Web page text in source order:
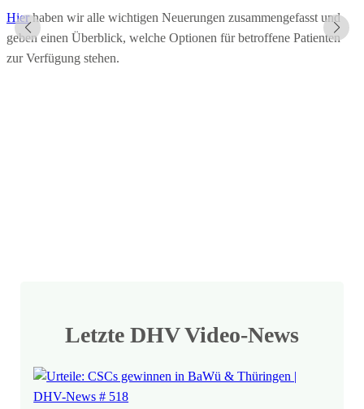
Hierhaben wir alle wichtigen Neuerungen zusammengefasst und
geben einen Überblick, welche Optionen für betroffene Patienten
zur Verfügung stehen.
Letzte DHV Video-News